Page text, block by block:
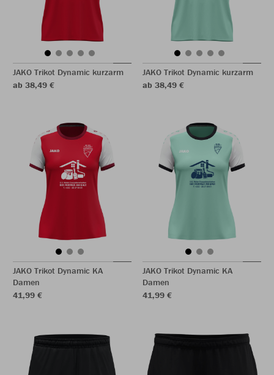
JAKO Trikot Dynamic kurzarm
ab 38,49 €
JAKO Trikot Dynamic kurzarm
ab 38,49 €
JAKO Trikot Dynamic KA
Damen
41,99 €
JAKO Trikot Dynamic KA
Damen
41,99 €